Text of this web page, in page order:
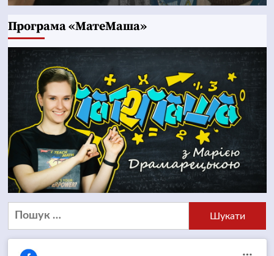
Програма «МатеМаша»
Пошук: